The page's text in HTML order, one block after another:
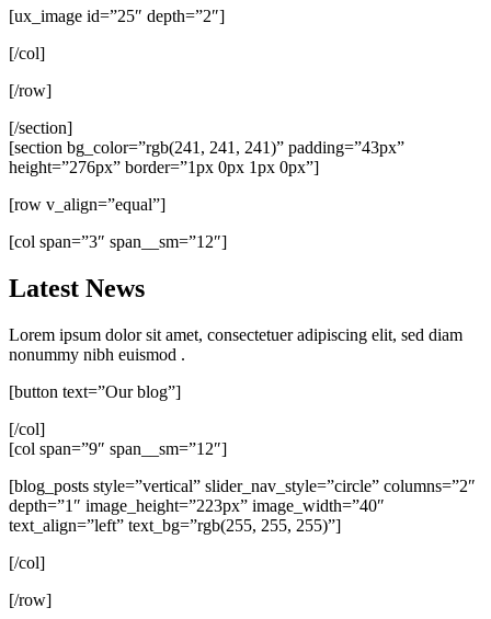
[ux_image id=”25″ depth=”2″]
[/col]
[/row]
[/section]
[section bg_color=”rgb(241, 241, 241)” padding=”43px”
height=”276px” border=”1px 0px 1px 0px”]
[row v_align=”equal”]
[col span=”3″ span__sm=”12″]
Latest News
Lorem ipsum dolor sit amet, consectetuer adipiscing elit, sed diam
nonummy nibh euismod .
[button text=”Our blog”]
[/col]
[col span=”9″ span__sm=”12″]
[blog_posts style=”vertical” slider_nav_style=”circle” columns=”2″
depth=”1″ image_height=”223px” image_width=”40″
text_align=”left” text_bg=”rgb(255, 255, 255)”]
[/col]
[/row]